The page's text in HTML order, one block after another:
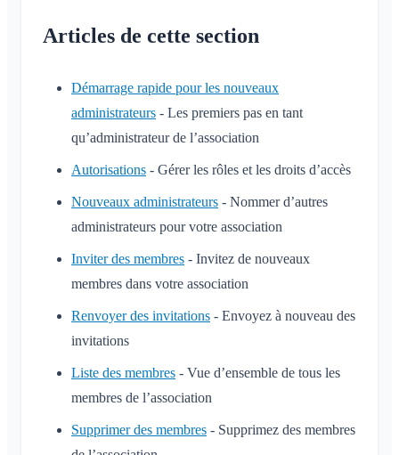
Articles de cette section
Démarrage rapide pour les nouveaux
administrateurs - Les premiers pas en tant
qu’administrateur de l’association
Autorisations - Gérer les rôles et les droits d’accès
Nouveaux administrateurs - Nommer d’autres
administrateurs pour votre association
Inviter des membres - Invitez de nouveaux
membres dans votre association
Renvoyer des invitations - Envoyez à nouveau des
invitations
Liste des membres - Vue d’ensemble de tous les
membres de l’association
Supprimer des membres - Supprimez des membres